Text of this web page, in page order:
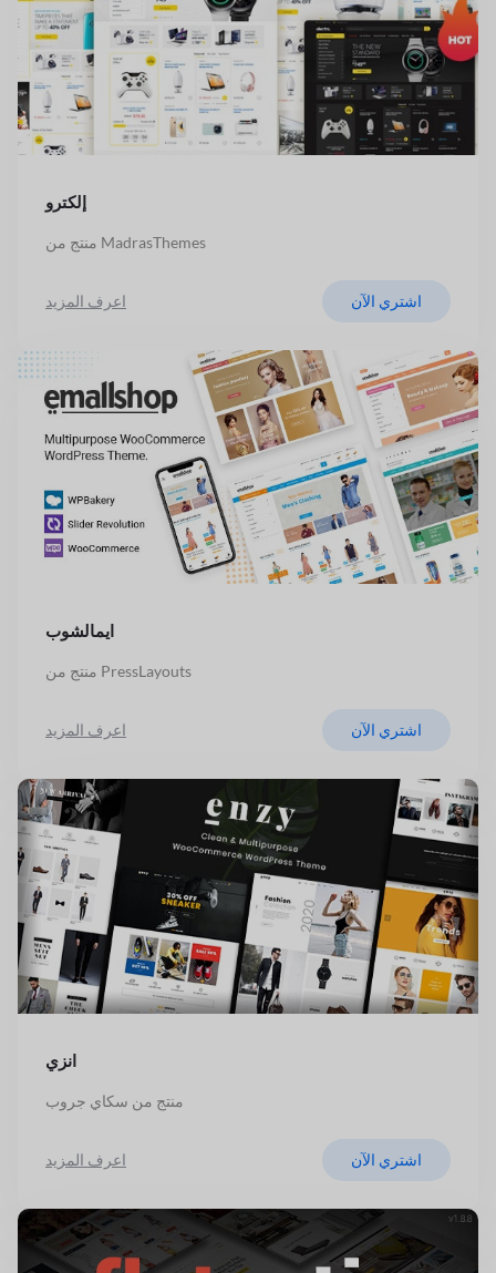
إلكترو
منتج من MadrasThemes
اعرف المزيد اشتري الآن
ايمالشوب
منتج من PressLayouts
اعرف المزيد اشتري الآن
انزي
منتج من سكاي جروب
اعرف المزيد اشتري الآن